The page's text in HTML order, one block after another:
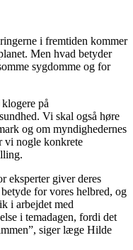
i fremtiden kommer
Men hvad betyder
sygdomme og for
på
Vi skal også høre
og om myndighedernes
vi nogle konkrete
eksperter giver deres
for vores helbred, og
i arbejdet med
i temadagen, fordi det
siger læge Hilde